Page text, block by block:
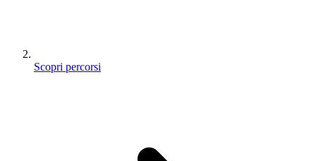
Scopri percorsi